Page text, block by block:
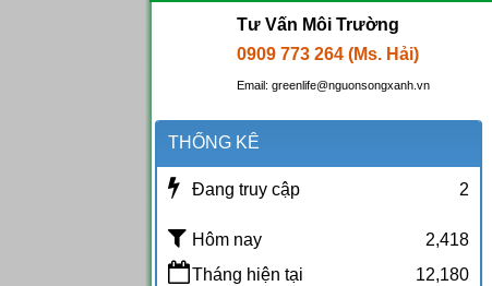
Tư Vấn Môi Trường
0909 773 264 (Ms. Hải)
Email: greenlife@nguonsongxanh.vn
THỐNG KÊ
Đang truy cập 2
Hôm nay
2,418
Tháng hiện tại
12,180